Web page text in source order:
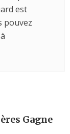
est
pouvez
Gagne